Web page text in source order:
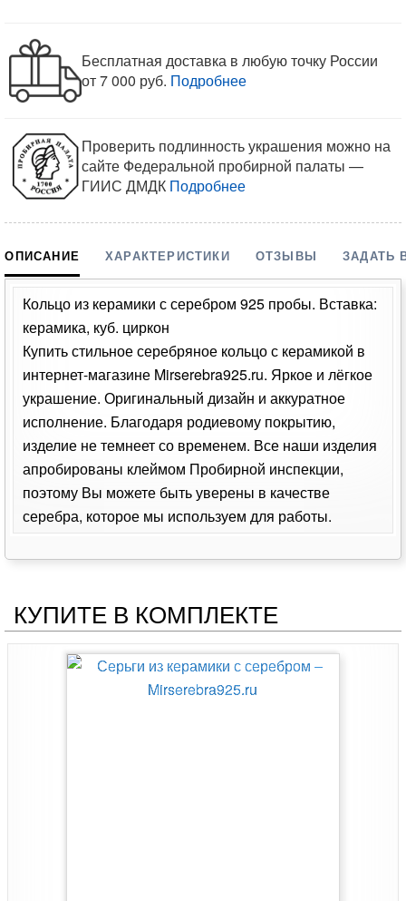
Бесплатная доставка в любую точку России
от 7 000 руб. Подробнее
Проверить подлинность украшения можно на
сайте Федеральной пробирной палаты —
ГИИС ДМДК Подробнее
ОПИСАНИЕ ХАРАКТЕРИСТИКИ ОТЗЫВЫ ЗАДАТЬ
Кольцо из керамики с серебром 925 пробы. Вставка:
керамика, куб. циркон
Купить стильное серебряное кольцо с керамикой в
интернет-магазине Mirserebra925.ru. Яркое и лёгкое
украшение. Оригинальный дизайн и аккуратное
исполнение. Благодаря родиевому покрытию,
изделие не темнеет со временем. Все наши изделия
апробированы клеймом Пробирной инспекции,
поэтому Вы можете быть уверены в качестве
серебра, которое мы используем для работы.
КУПИТЕ В КОМПЛЕКТЕ